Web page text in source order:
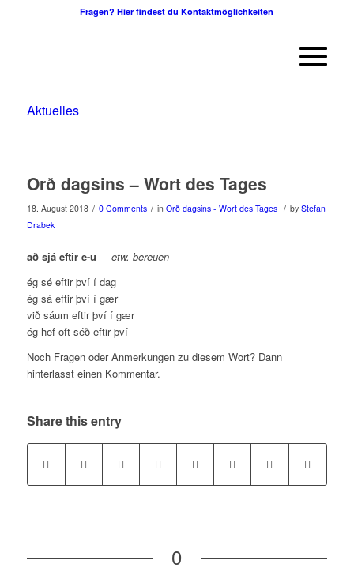
Fragen? Hier findest du Kontaktmöglichkeiten
Aktuelles
Orð dagsins – Wort des Tages
18. August 2018 / 0 Comments / in Orð dagsins - Wort des Tages / by Stefan
Drabek
að sjá eftir e-u – etw. bereuen
ég sé eftir því í dag
ég sá eftir því í gær
við sáum eftir því í gær
ég hef oft séð eftir því
Noch Fragen oder Anmerkungen zu diesem Wort? Dann
hinterlasst einen Kommentar.
Share this entry
0